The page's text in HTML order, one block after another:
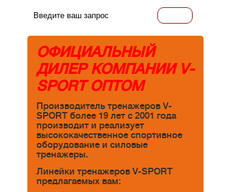
ОФИЦИАЛЬНЫЙ
ДИЛЕР КОМПАНИИ V-
SPORT ОПТОМ
Производитель тренажеров V-
SPORT более 19 лет с 2001 года
производит и реализует
высококачественное спортивное
оборудование и силовые
тренажеры.
Линейки тренажеров V-SPORT
предлагаемых вам: